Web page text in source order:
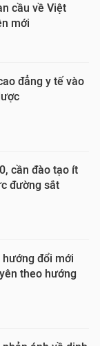
cầu về Việt
mới
đẳng y tế vào
cần đào tạo ít
đường sắt
đổi mới
theo hướng